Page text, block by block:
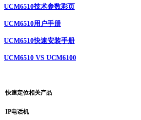
UCM6510技术参数彩页
UCM6510用户手册
UCM6510快速安装手册
UCM6510 VS UCM6100
快速定位相关产品
IP电话机